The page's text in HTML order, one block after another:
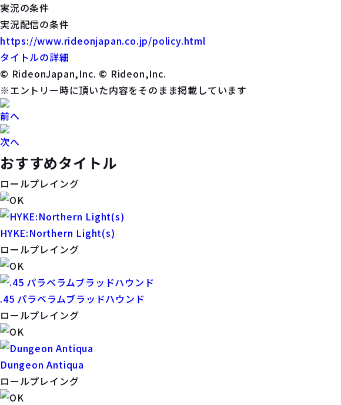
実況の条件
実況配信の条件
https://www.rideonjapan.co.jp/policy.html
タイトルの詳細
© RideonJapan,Inc. © Rideon,Inc.
※エントリー時に頂いた内容をそのまま掲載しています
前へ
次へ
おすすめタイトル
ロールプレイング
HYKE:Northern Light(s)
ロールプレイング
.45 パラベラムブラッドハウンド
ロールプレイング
Dungeon Antiqua
ロールプレイング